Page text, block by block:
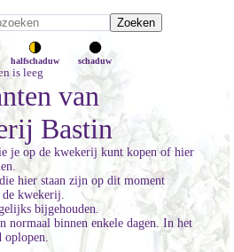
halfschaduw schaduw
is leeg
van
Bastin
je op de kwekerij kunt kopen of hier
hier staan zijn op dit moment
kwekerij.
bijgehouden.
normaal binnen enkele dagen. In het
oplopen.